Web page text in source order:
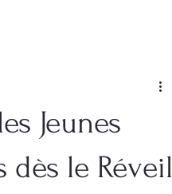
Jeunes
dès le Réveil